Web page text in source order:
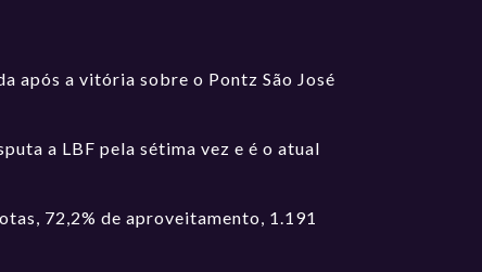
após a vitória sobre o Pontz São José
a LBF pela sétima vez e é o atual
72,2% de aproveitamento, 1.191